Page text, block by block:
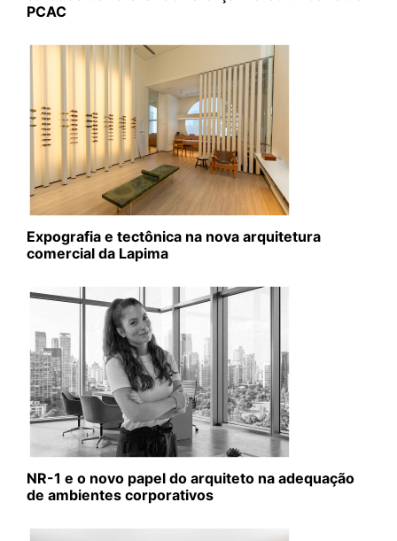
PCAC
Expografia e tectônica na nova arquitetura
comercial da Lapima
NR-1 e o novo papel do arquiteto na adequação
de ambientes corporativos